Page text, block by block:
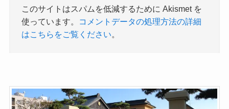
このサイトはスパムを低減するために Akismet を
使っています。
コメントデータの処理方法の詳細
はこちらをご覧ください。